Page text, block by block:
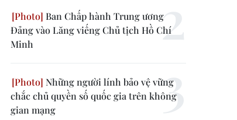
Ban Chấp hành Trung ương
Đảng vào Lăng viếng Chủ tịch Hồ Chí
Minh
Những người lính bảo vệ vững
chắc chủ quyền số quốc gia trên không
gian mạng